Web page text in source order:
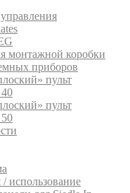
монтажной коробки
приборов
пульт
пульт
использование